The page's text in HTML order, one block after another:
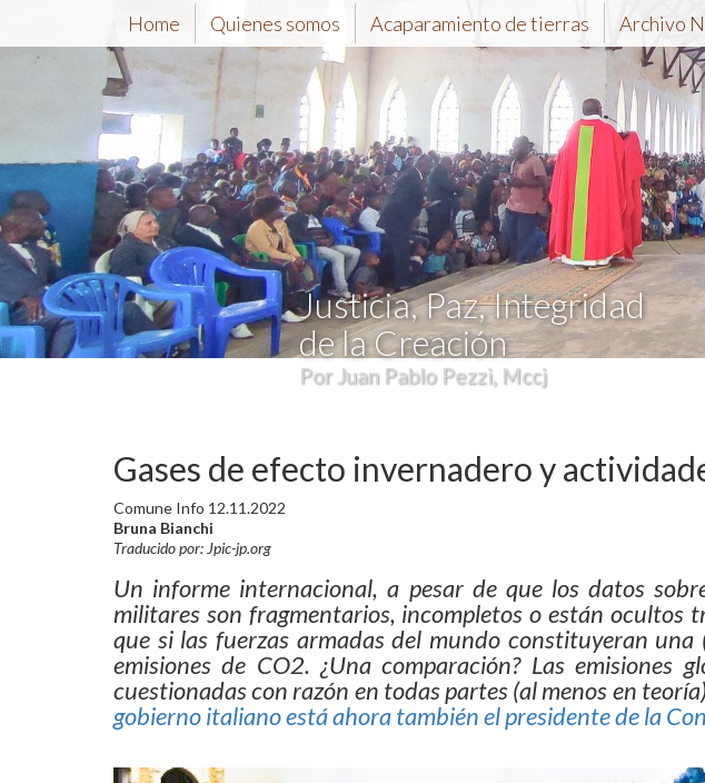
Home Quienes somos Acaparamiento de tierras Archivo
Justicia, Paz, Integridad
de la Creación
Por Juan Pablo Pezzi, Mccj
Gases de efecto invernadero y
Comune Info 12.11.2022
Bruna Bianchi
Traducido por: Jpic-jp.org
Un informe internacional, a pesar de que los datos
militares son fragmentarios, incompletos o están ocultos
que si las fuerzas armadas del mundo constituyeran
emisiones de CO2. ¿Una comparación? Las emisiones
cuestionadas con razón en todas partes (al menos en
gobierno italiano está ahora también el presidente de la